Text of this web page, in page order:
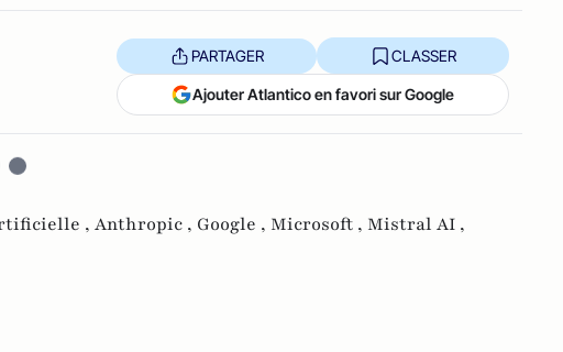
PARTAGER CLASSER
Ajouter Atlantico en favori sur Google
, Anthropic , Google , Microsoft , Mistral AI ,